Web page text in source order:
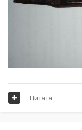
Цитата